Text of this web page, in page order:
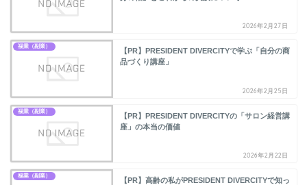
2026年2月27日
福業（副業）
【PR】PRESIDENT DIVERCITYで学ぶ「自分の商
品づくり講座」
2026年2月25日
福業（副業）
【PR】PRESIDENT DIVERCITYの「サロン経営講
座」の本当の価値
2026年2月22日
福業（副業）
【PR】高齢の私がPRESIDENT DIVERCITYで知っ